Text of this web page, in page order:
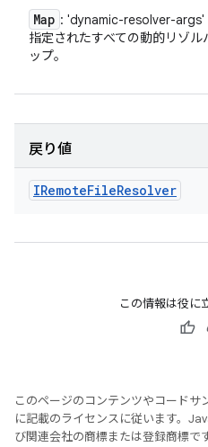
Map : 'dynamic-resolver-args'
指定されたすべての動的リゾ
ップ。
戻り値
IRemoteFileResolver
この情報は役に
このページのコンテンツやコードサ
に記載のライセンスに従います。
び関連会社の商標または登録商標です